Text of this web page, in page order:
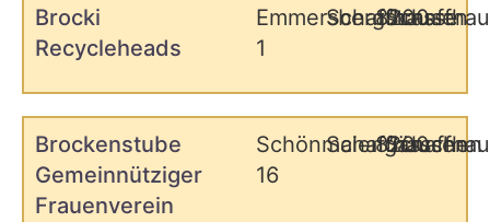
Brocki
Recycleheads
Emmersbergstrasse
1
Schaffhausen
8200
Brockenstube
Gemeinnütziger
Frauenverein
Schönmaiengässchen
16
Schaffhausen
8200